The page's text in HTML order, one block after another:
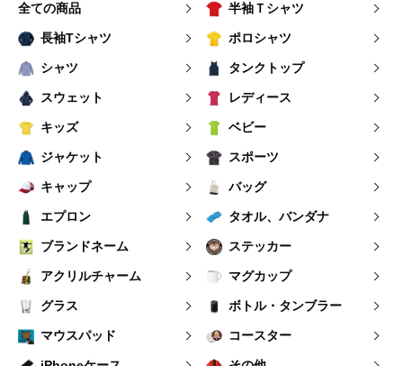
全ての商品 半袖Ｔシャツ
長袖Tシャツ ポロシャツ
シャツ タンクトップ
スウェット レディース
キッズ ベビー
ジャケット スポーツ
キャップ バッグ
エプロン タオル、バンダナ
ブランドネーム ステッカー
アクリルチャーム マグカップ
グラス ボトル・タンブラー
マウスパッド コースター